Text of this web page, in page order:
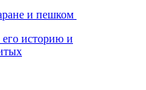
и пешком
его историю и